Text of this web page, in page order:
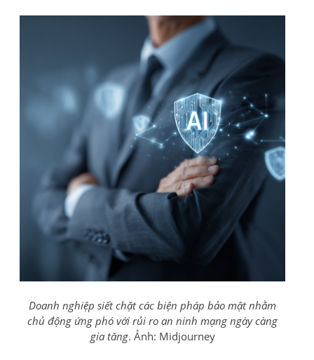
Doanh nghiệp siết chặt các biện pháp bảo mật nhằm
chủ động ứng phó với rủi ro an ninh mạng ngày càng
gia tăng. Ảnh: Midjourney